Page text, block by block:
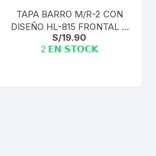
TAPA BARRO M/R-2 CON
DISEÑO HL-815 FRONTAL +
CINTAS
S/19.90
2 𝗘𝗡 𝗦𝗧𝗢𝗖𝗞